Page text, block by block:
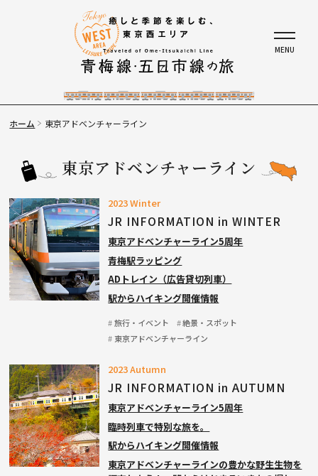
ホーム 東京アドベンチャーライン
東京アドベンチャーライン
2023 Winter
JR INFORMATION in WINTER
東京アドベンチャーライン5周年
青梅駅ラッピング
ADトレイン（広告貸切列車）
駅からハイキング開催情報
旅行・イベント
絶景・スポット
東京アドベンチャーライン
2023 Autumn
JR INFORMATION in AUTUMN
東京アドベンチャーライン5周年
臨時列車で特別な旅を。
駅からハイキング開催情報
東京アドベンチャーラインの豊かな野生生物を